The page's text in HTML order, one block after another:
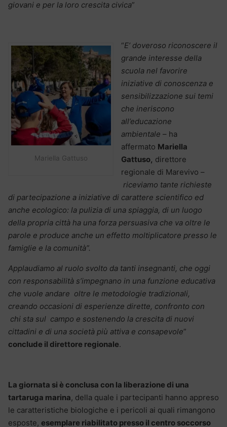
giovani e per la loro crescita civica”
Mariella Gattuso
“E’ doveroso riconoscere il
grande interesse della
scuola nel favorire
iniziative di conoscenza e
sensibilizzazione sui temi
che ineriscono
all’educazione
ambientale – ha
affermato Mariella
Gattuso, direttore
regionale di Marevivo –
riceviamo tante richieste
di partecipazione a iniziative di carattere scientifico ed
anche ecologico: la pulizia di una spiaggia, di un luogo
della propria città ha una forza persuasiva che va oltre le
parole e produce anche un effetto moltiplicatore presso le
famiglie e la comunità”.
Applaudiamo al ruolo svolto da tanti insegnanti, che oggi
con responsabilità s’impegnano in una funzione educativa
che vuole andare oltre le metodologie tradizionali,
creando occasioni di esperienze dirette, confronto con
chi sta sul campo e sostenendo la crescita di nuovi
cittadini e di una società più attiva e consapevole”
conclude il direttore regionale.
La giornata si è conclusa con la liberazione di una
tartaruga marina, della quale i partecipanti hanno appreso
le caratteristiche biologiche e i pericoli ai quali rimangono
esposte, esemplare riabilitato presso il centro soccorso